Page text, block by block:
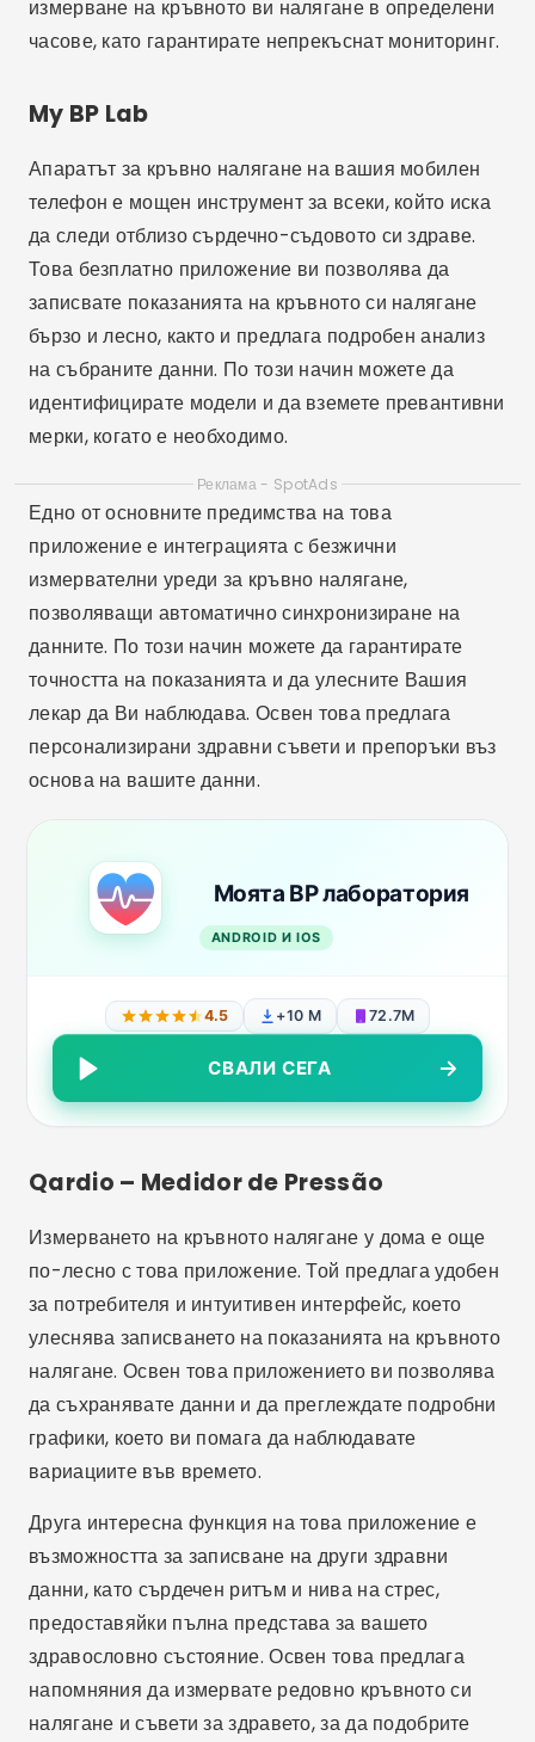
измерване на кръвното ви налягане в определени
часове, като гарантирате непрекъснат мониторинг.
My BP Lab
Апаратът за кръвно налягане на вашия мобилен
телефон е мощен инструмент за всеки, който иска
да следи отблизо сърдечно-съдовото си здраве.
Това безплатно приложение ви позволява да
записвате показанията на кръвното си налягане
бързо и лесно, както и предлага подробен анализ
на събраните данни. По този начин можете да
идентифицирате модели и да вземете превантивни
мерки, когато е необходимо.
Реклама - SpotAds
Едно от основните предимства на това
приложение е интеграцията с безжични
измервателни уреди за кръвно налягане,
позволяващи автоматично синхронизиране на
данните. По този начин можете да гарантирате
точността на показанията и да улесните Вашия
лекар да Ви наблюдава. Освен това предлага
персонализирани здравни съвети и препоръки въз
основа на вашите данни.
Моята BP лаборатория
ANDROID И IOS
4.5 +10 М 72.7M
СВАЛИ СЕГА
Qardio – Medidor de Pressão
Измерването на кръвното налягане у дома е още
по-лесно с това приложение. Той предлага удобен
за потребителя и интуитивен интерфейс, което
улеснява записването на показанията на кръвното
налягане. Освен това приложението ви позволява
да съхранявате данни и да преглеждате подробни
графики, което ви помага да наблюдавате
вариациите във времето.
Друга интересна функция на това приложение е
възможността за записване на други здравни
данни, като сърдечен ритъм и нива на стрес,
предоставяйки пълна представа за вашето
здравословно състояние. Освен това предлага
напомняния да измервате редовно кръвното си
налягане и съвети за здравето, за да подобрите